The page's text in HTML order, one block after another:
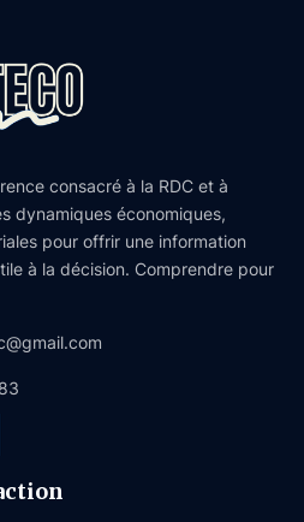
consacré à la RDC et à
dynamiques économiques,
pour offrir une information
à la décision. Comprendre pour